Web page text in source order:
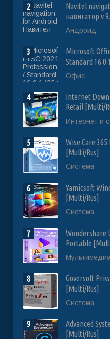
2
Navitel
навигатор v
Андроид
3
Microsoft
Standard
Офис
4
Internet
Retail [Multi/
Интернет и
5
Wise Care
[Multi/Rus]
Система
6
Yamicsoft
[Multi/Rus]
Система
7
Wondershare
Portable
Мультимедиа
8
Goversoft
[Multi/Rus]
Система
9
Advanced
[Multi/Rus]